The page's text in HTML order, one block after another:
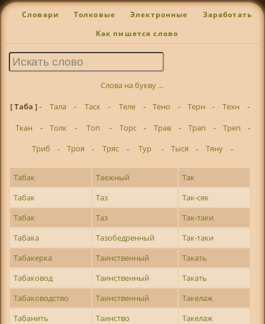
Словари Толковые Электронные Заработать
Как пишется слово
Слова на букву ...
[ Таба ]- Тала - Таск - Теле - Тено - Терн - Техн
-
Ткан
- Толк - Топ - Торс - Трав - Трап - Треп
-
Триб
- Троя - Тряс - Тур - Тыся - Тяну -
Табак Таежный
Так
Табак
Таз
Так-сяк
Табак
Таз
Так-таки
Табака
Тазобедренный
Так-таки
Табакерка
Таинственный
Такать
Табаковод
Таинственный
Такать
Табаководство
Таинственный
Такелаж
Табанить
Таинство
Такелаж